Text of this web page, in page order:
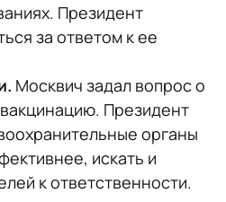
Президент
за ответом к ее
Москвич задал вопрос о
Президент
органы
искать и
к ответственности.